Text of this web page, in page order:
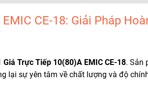
CE-18: Giải Pháp
Trực Tiếp 10(80)A EMIC CE-18. Sản
lại sự yên tâm về chất lượng và độ